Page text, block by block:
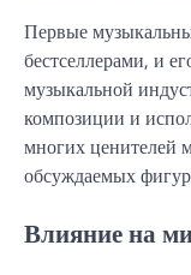
Первые
бестселлерами, и
музыкальной
композиции и
многих ценителей
обсуждаемых
Влияние на